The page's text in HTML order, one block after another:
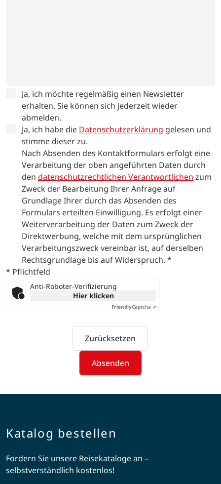
Ja, ich möchte regelmäßig einen Newsletter
erhalten. Sie können sich jederzeit wieder
abmelden.
Ja, ich habe die Datenschutzerklärung gelesen und
stimme dieser zu.
Nach Absenden des Kontaktformulars erfolgt eine
Verarbeitung der oben angeführten Daten durch
den datenschutzrechtlichen Verantwortlichen zum
Zweck der Bearbeitung Ihrer Anfrage auf
Grundlage Ihrer durch das Absenden des
Formulars erteilten Einwilligung. Es erfolgt einer
Weiterverarbeitung der Daten zum Zweck der
Direktwerbung, welche mit dem ursprünglichen
Verarbeitungszweck vereinbar ist, auf derselben
Rechtsgrundlage bis auf Widerspruch. *
* Pflichtfeld
Anti-Roboter-Verifizierung
Hier klicken
FriendlyCaptcha ⇗
Zurücksetzen
Absenden
Katalog bestellen
Fordern Sie unsere Reisekataloge an –
selbstverständlich kostenlos!